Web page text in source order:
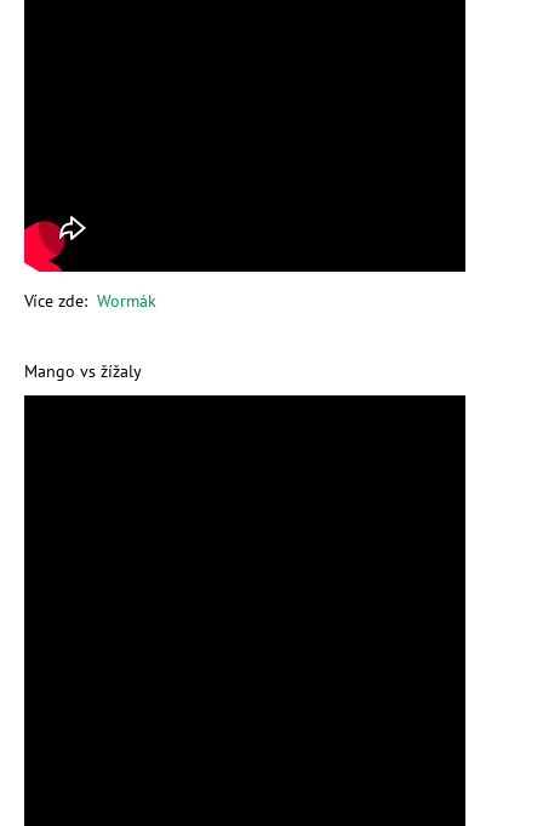
Více zde: Wormák
Mango vs žížaly